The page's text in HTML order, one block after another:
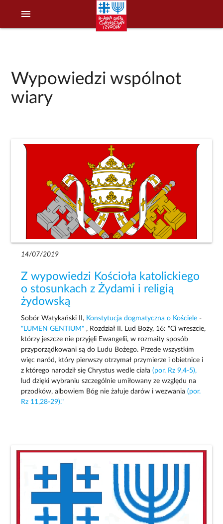
menu
Wypowiedzi wspólnot
wiary
14/07/2019
Z wypowiedzi Kościoła katolickiego
o stosunkach z Żydami i religią
żydowską
Sobór Watykański II, Konstytucja dogmatyczna o Kościele -
"LUMEN GENTIUM", Rozdział II. Lud Boży, 16: "Ci wreszcie,
którzy jeszcze nie przyjęli Ewangelii, w rozmaity sposób
przyporządkowani są do Ludu Bożego. Przede wszystkim
więc naród, który pierwszy otrzymał przymierze i obietnice i
z którego narodził się Chrystus wedle ciała(por. Rz 9,4-5),
lud dzięki wybraniu szczególnie umiłowany ze względu na
przodków, albowiem Bóg nie żałuje darów i wezwania(por.
Rz 11,28-29)."